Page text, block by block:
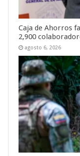
Caja de Ahorros
2,900
agosto 6, 2026